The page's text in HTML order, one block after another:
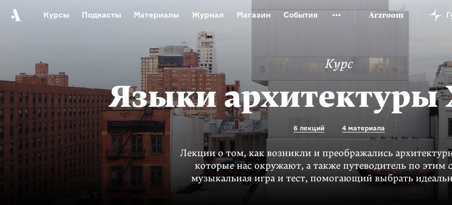
Курсы Подкасты Материалы Журнал Магазин События
Еврейский музей Новая Третьяковка Онлайн-университет
Видеоистория русской культуры
Русский язык от «гой еси» до «лол кек»
Русское искусство XX века
Русская литература XX века
Курс
Языки архитектуры
6 лекций 4 материала
Лекции о том, как возникли и преображались
которые нас окружают, а также путеводитель по этим
музыкальная игра и тест, помогающий выбрать